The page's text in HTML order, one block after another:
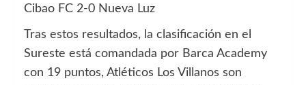
Cibao FC 2-0 Nueva Luz
Tras estos resultados, la clasificación en el
Sureste está comandada por Barca Academy
con 19 puntos, Atléticos Los Villanos son